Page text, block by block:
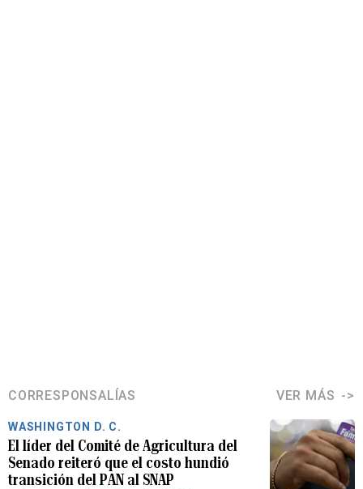
CORRESPONSALÍAS VER MÁS
WASHINGTON D. C.
El líder del Comité de Agricultura del
Senado reiteró que el costo hundió
transición del PAN al SNAP